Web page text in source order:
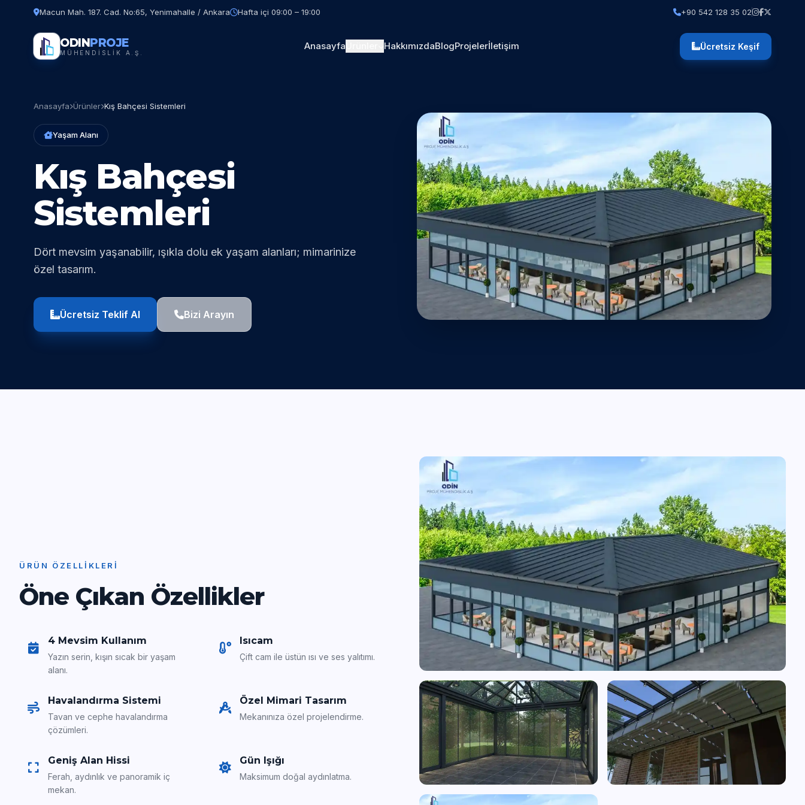
Macun Mah. 187. Cad. No:65, Yenimahalle / Ankara Hafta içi 09:00 – 19:00 +90 542 128 35 02
ODINPROJE
MÜHENDİSLİK A.Ş.
Anasayfa HakkımızdaBlogProjelerİletişim Ücretsiz Keşif
Anasayfa Ürünler Kış Bahçesi Sistemleri
Yaşam Alanı
Kış Bahçesi
Sistemleri
Dört mevsim yaşanabilir, ışıkla dolu ek yaşam alanları; mimarinize
özel tasarım.
Ücretsiz Teklif Al Bizi Arayın
ÜRÜN ÖZELLIKLERI
Öne Çıkan Özellikler
4 Mevsim Kullanım
Yazın serin, kışın sıcak bir yaşam
alanı.
Isıcam
Çift cam ile üstün ısı ve ses yalıtımı.
Havalandırma Sistemi
Tavan ve cephe havalandırma
çözümleri.
Özel Mimari Tasarım
Mekanınıza özel projelendirme.
Geniş Alan Hissi
Ferah, aydınlık ve panoramik iç
mekan.
Gün Işığı
Maksimum doğal aydınlatma.